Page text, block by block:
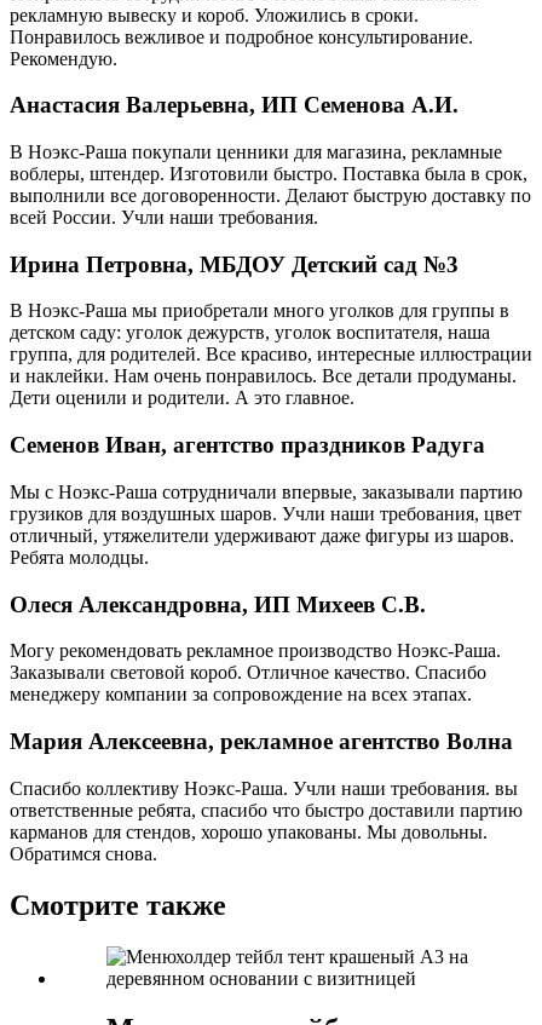
рекламную вывеску и короб. Уложились в сроки.
Понравилось вежливое и подробное консультирование.
Рекомендую.
Анастасия Валерьевна, ИП Семенова А.И.
В Ноэкс-Раша покупали ценники для магазина, рекламные
воблеры, штендер. Изготовили быстро. Поставка была в срок,
выполнили все договоренности. Делают быструю доставку по
всей России. Учли наши требования.
Ирина Петровна, МБДОУ Детский сад №3
В Ноэкс-Раша мы приобретали много уголков для группы в
детском саду: уголок дежурств, уголок воспитателя, наша
группа, для родителей. Все красиво, интересные иллюстрации
и наклейки. Нам очень понравилось. Все детали продуманы.
Дети оценили и родители. А это главное.
Семенов Иван, агентство праздников Радуга
Мы с Ноэкс-Раша сотрудничали впервые, заказывали партию
грузиков для воздушных шаров. Учли наши требования, цвет
отличный, утяжелители удерживают даже фигуры из шаров.
Ребята молодцы.
Олеся Александровна, ИП Михеев С.В.
Могу рекомендовать рекламное производство Ноэкс-Раша.
Заказывали световой короб. Отличное качество. Спасибо
менеджеру компании за сопровождение на всех этапах.
Мария Алексеевна, рекламное агентство Волна
Спасибо коллективу Ноэкс-Раша. Учли наши требования. вы
ответственные ребята, спасибо что быстро доставили партию
карманов для стендов, хорошо упакованы. Мы довольны.
Обратимся снова.
Смотрите также